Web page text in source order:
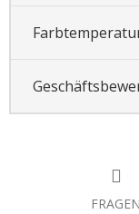
FRAGEN